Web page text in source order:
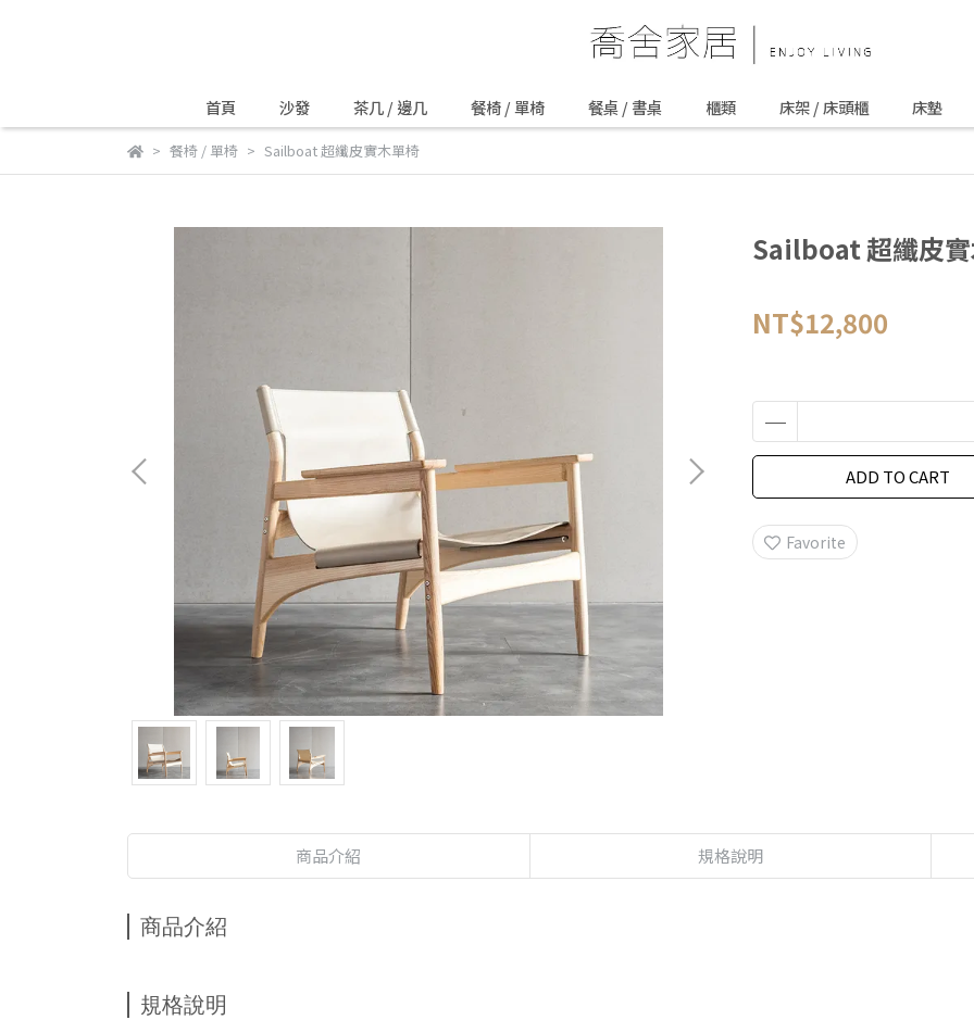
首頁 沙發 茶几 / 邊几 餐椅 / 單椅 餐桌 / 書桌 櫃類 床架 / 床頭櫃 床墊
餐椅 / 單椅 Sailboat 超纖皮實木單椅
Sailboat 超纖皮
NT$12,800
ADD TO CART
Favorite
商品介紹 規格說明
商品介紹
規格說明